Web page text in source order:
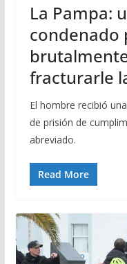
La Pampa:
condenado
fracturarle
El hombre recibió
de prisión de
abreviado.
Read More